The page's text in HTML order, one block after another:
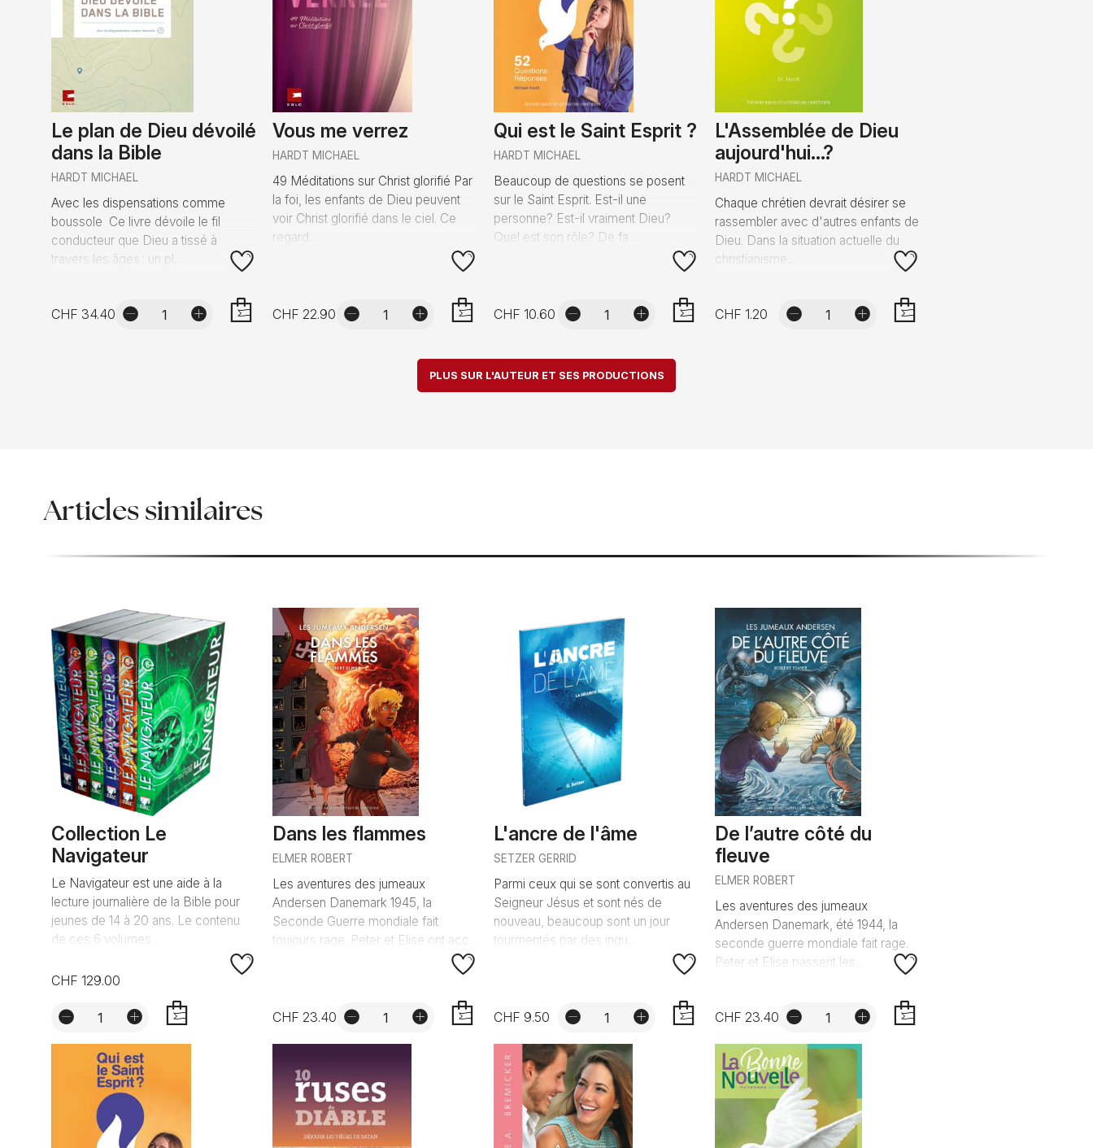
Le plan de Dieu dévoilé
dans la Bible
HARDT MICHAEL
Avec les dispensations comme
boussole Ce livre dévoile le fil
conducteur que Dieu a tissé à
travers les âges : un pl...
CHF 34.40
Vous me verrez
HARDT MICHAEL
49 Méditations sur Christ glorifié Par
la foi, les enfants de Dieu peuvent
voir Christ glorifié dans le ciel. Ce
regard...
CHF 22.90
Qui est le Saint Esprit ?
HARDT MICHAEL
Beaucoup de questions se posent
sur le Saint Esprit. Est-il une
personne? Est-il vraiment Dieu?
Quel est son rôle? De fa...
CHF 10.60
L'Assemblée de Dieu
aujourd'hui...?
HARDT MICHAEL
Chaque chrétien devrait désirer se
rassembler avec d'autres enfants de
Dieu. Dans la situation actuelle du
christianisme...
CHF 1.20
PLUS SUR L'AUTEUR ET SES PRODUCTIONS
Articles similaires
Collection Le
Navigateur
Le Navigateur est une aide à la
lecture journalière de la Bible pour
jeunes de 14 à 20 ans. Le contenu
de ces 6 volumes ...
CHF 129.00
Dans les flammes
ELMER ROBERT
Les aventures des jumeaux
Andersen Danemark 1945, la
Seconde Guerre mondiale fait
toujours rage. Peter et Elise ont acc...
CHF 23.40
L'ancre de l'âme
SETZER GERRID
Parmi ceux qui se sont convertis au
Seigneur Jésus et sont nés de
nouveau, beaucoup sont un jour
tourmentés par des inqu...
CHF 9.50
De l’autre côté du
fleuve
ELMER ROBERT
Les aventures des jumeaux
Andersen Danemark, été 1944, la
seconde guerre mondiale fait rage.
Peter et Elise passent les...
CHF 23.40